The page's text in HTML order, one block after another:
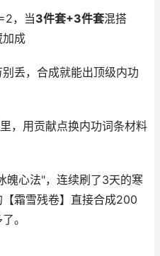
，当3件套+3件套混搭
加成
别丢，合成就能出顶级内功
里，用贡献点换内功词条材料
魄心法"，连续刷了3天的寒
霜雪残卷】直接合成200
。